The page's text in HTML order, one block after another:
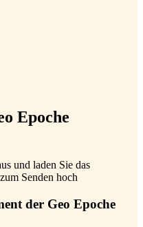
Epoche
und laden Sie das
Senden hoch
der Geo Epoche